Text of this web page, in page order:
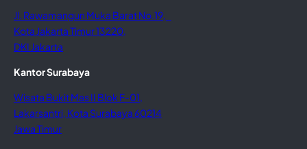
Jl. Rawamangun Muka Barat No.19,
Kota Jakarta Timur 13220,
DKI Jakarta
Kantor Surabaya
Wisata Bukit Mas II Blok F-01,
Lakarsantri, Kota Surabaya 60214
Jawa Timur